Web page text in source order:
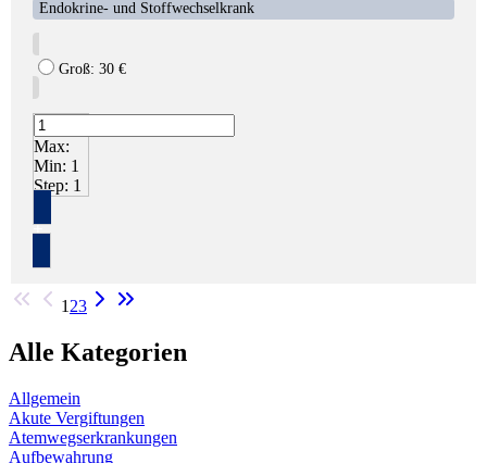
Endokrine- und Stoffwechselkrank
Groß: 30 €
Max:
Min: 1
Step: 1
+
1 23
Alle Kategorien
Allgemein
Akute Vergiftungen
Atemwegserkrankungen
Aufbewahrung